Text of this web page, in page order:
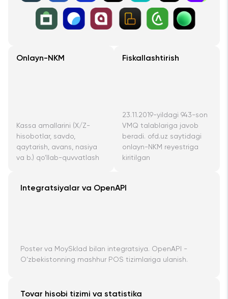
Onlayn-NKM
Kassa amallarini (X/Z-
hisobotlar, savdo,
qaytarish, avans, nasiya
va b.) qo‘llab-quvvatlash
Fiskallashtirish
23.11.2019-yildagi 943-son
VMQ talablariga javob
beradi. ofd.uz saytidagi
onlayn-NKM reyestriga
kiritilgan
Integratsiyalar va OpenAPI
Poster va MoySklad bilan integratsiya. OpenAPI -
O‘zbekistonning mashhur POS tizimlariga ulanish.
Tovar hisobi tizimi va statistika